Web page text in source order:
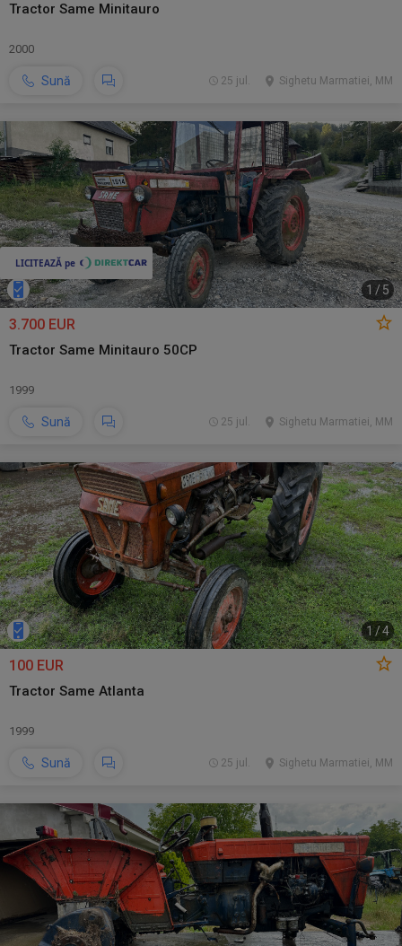
Tractor Same Minitauro
2000
Sună Sighetu Marmatiei, MM
25 jul.
1 /5
3.700 EUR
Tractor Same Minitauro 50CP
1999
Sună Sighetu Marmatiei, MM
25 jul.
1 /4
100 EUR
Tractor Same Atlanta
1999
Sună Sighetu Marmatiei, MM
25 jul.